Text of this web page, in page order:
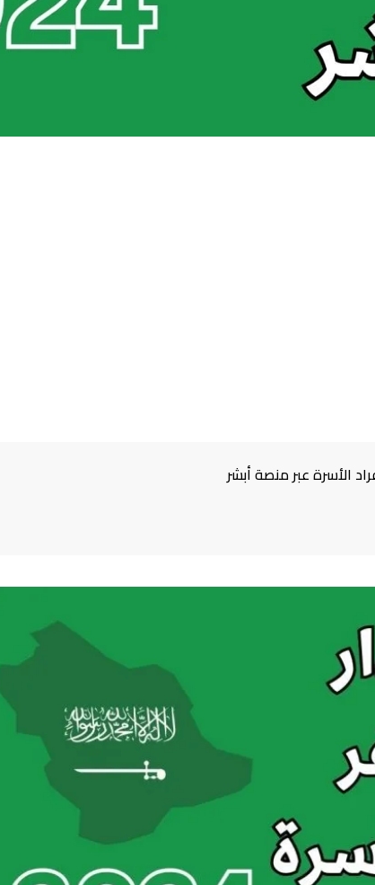
الأسرة عبر منصة أبشر